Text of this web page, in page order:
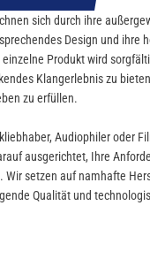
sich durch ihre
Design und ihre
Produkt wird
Klangerlebnis zu
zu erfüllen.
Audiophiler oder
ausgerichtet, Ihre
Wir setzen auf namhafte
Qualität und